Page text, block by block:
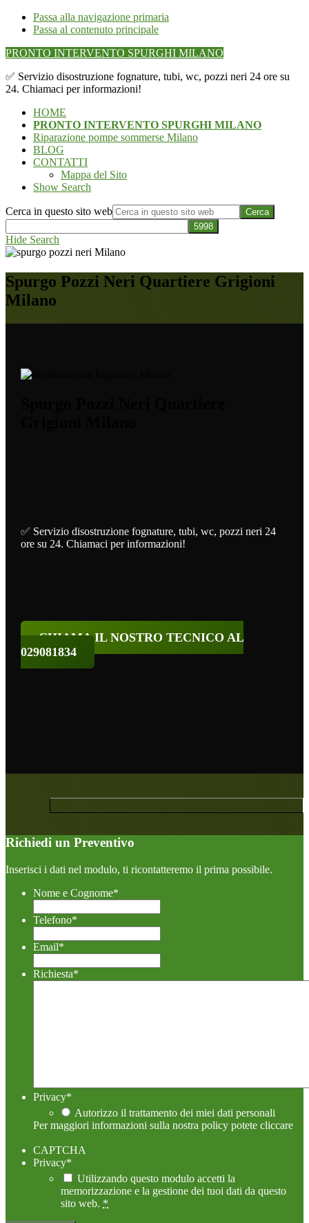
Passa alla navigazione primaria
Passa al contenuto principale
PRONTO INTERVENTO SPURGHI MILANO
✅ Servizio disostruzione fognature, tubi, wc, pozzi neri 24 ore su
24. Chiamaci per informazioni!
HOME
PRONTO INTERVENTO SPURGHI MILANO
Riparazione pompe sommerse Milano
BLOG
CONTATTI
Mappa del Sito
Show Search
Cerca in questo sito web
Hide Search
Spurgo Pozzi Neri Quartiere Grigioni
Milano
✅ Servizio disostruzione fognature, tubi, wc, pozzi neri 24
ore su 24. Chiamaci per informazioni!
CHIAMA IL NOSTRO TECNICO AL
029081834
Richiedi un Preventivo
Inserisci i dati nel modulo, ti ricontatteremo il prima possibile.
Nome e Cognome*
Telefono*
Email*
Richiesta*
Privacy*
Autorizzo il trattamento dei miei dati personali
Per maggiori informazioni sulla nostra policy potete cliccare
CAPTCHA
Privacy*
Utilizzando questo modulo accetti la
memorizzazione e la gestione dei tuoi dati da questo
sito web. *